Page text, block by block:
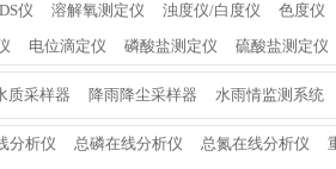
仪 溶解氧测定仪 浊度仪/白度仪 色度仪
电位滴定仪 磷酸盐测定仪 硫酸盐测定仪
质采样器 降雨降尘采样器 水雨情监测系统
分析仪 总磷在线分析仪 总氮在线分析仪